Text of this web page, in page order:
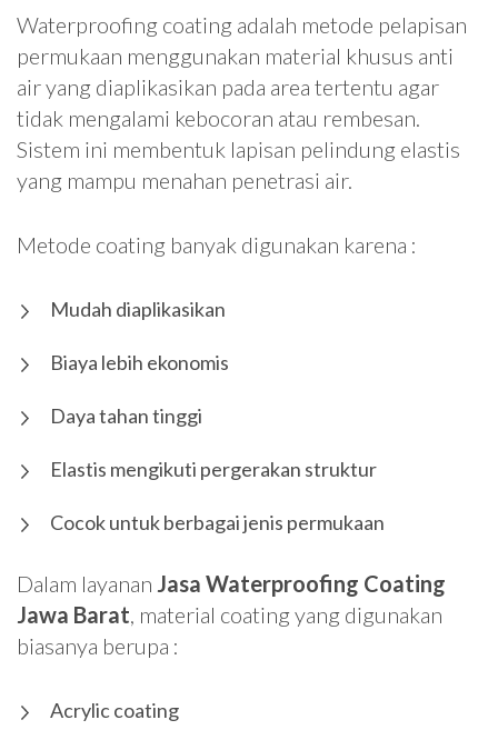
Waterproofing coating adalah metode pelapisan
permukaan menggunakan material khusus anti
air yang diaplikasikan pada area tertentu agar
tidak mengalami kebocoran atau rembesan.
Sistem ini membentuk lapisan pelindung elastis
yang mampu menahan penetrasi air.
Metode coating banyak digunakan karena :
Mudah diaplikasikan
Biaya lebih ekonomis
Daya tahan tinggi
Elastis mengikuti pergerakan struktur
Cocok untuk berbagai jenis permukaan
Dalam layanan Jasa Waterproofing Coating
Jawa Barat, material coating yang digunakan
biasanya berupa :
Acrylic coating